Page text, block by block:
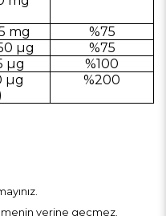
mg
%75
µg
%75
µg
%100
µg
%200
yerine geçmez.